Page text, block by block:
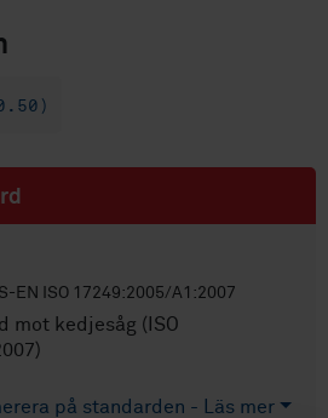
EN ISO 17249:2005/A1:2007
mot kedjesåg (ISO
på standarden - Läs mer